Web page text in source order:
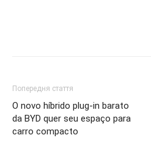
Попередня стаття
O novo híbrido plug-in barato
da BYD quer seu espaço para
carro compacto